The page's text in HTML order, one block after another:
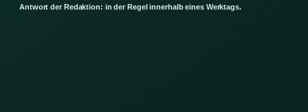
Antwort der Redaktion: in der Regel innerhalb eines Werktags.